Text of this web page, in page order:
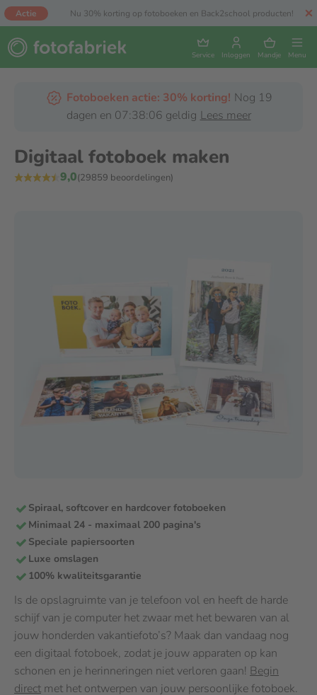
Actie Nu 30% korting op fotoboeken en Back2school producten!
Service Inloggen Mandje Menu
Fotoboeken actie: 30% korting! Nog 19
dagen en 07:38:06 geldig Lees meer
Digitaal fotoboek maken
9,0(29859 beoordelingen)
Spiraal, softcover en hardcover fotoboeken
Minimaal 24 - maximaal 200 pagina's
Speciale papiersoorten
Luxe omslagen
100% kwaliteitsgarantie
Is de opslagruimte van je telefoon vol en heeft de harde
schijf van je computer het zwaar met het bewaren van al
jouw honderden vakantiefoto’s? Maak dan vandaag nog
een digitaal fotoboek, zodat je jouw apparaten op kan
schonen en je herinneringen niet verloren gaan! Begin
direct met het ontwerpen van jouw persoonlijke fotoboek.